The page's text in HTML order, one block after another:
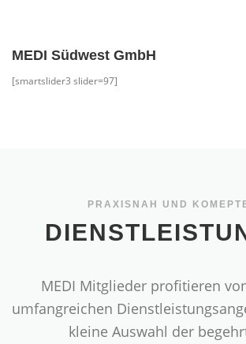
MEDI Südwest GmbH
[smartslider3 slider=97]
PRAXISNAH UND
MEDI Mitglieder profitieren
umfangreichen
kleine Auswahl der